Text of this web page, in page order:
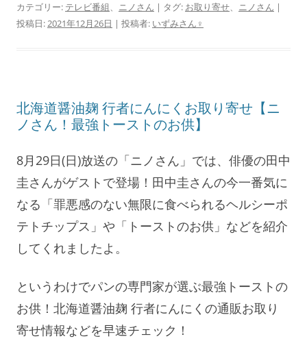
カテゴリー: テレビ番組、 ニノさん | タグ: お取り寄せ、 ニノさん |
投稿日:2021年12月26日 | 投稿者: いずみさん♀
北海道醤油麹 行者にんにくお取り寄せ【ニ
ノさん！最強トーストのお供】
8月29日(日)放送の「ニノさん」では、俳優の田中
圭さんがゲストで登場！田中圭さんの今一番気に
なる「罪悪感のない無限に食べられるヘルシーポ
テトチップス」や「トーストのお供」などを紹介
してくれましたよ。
というわけでパンの専門家が選ぶ最強トーストの
お供！北海道醤油麹 行者にんにくの通販お取り
寄せ情報などを早速チェック！